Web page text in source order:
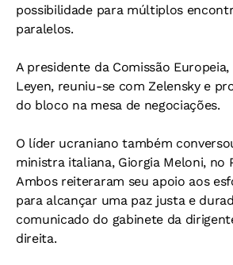
possibilidade para múltiplos
paralelos.
A presidente da Comissão
Leyen, reuniu-se com Zelensky e
do bloco na mesa de negociações.
O líder ucraniano também
ministra italiana, Giorgia Meloni, no
Ambos reiteraram seu apoio aos
para alcançar uma paz justa e
comunicado do gabinete da
direita.